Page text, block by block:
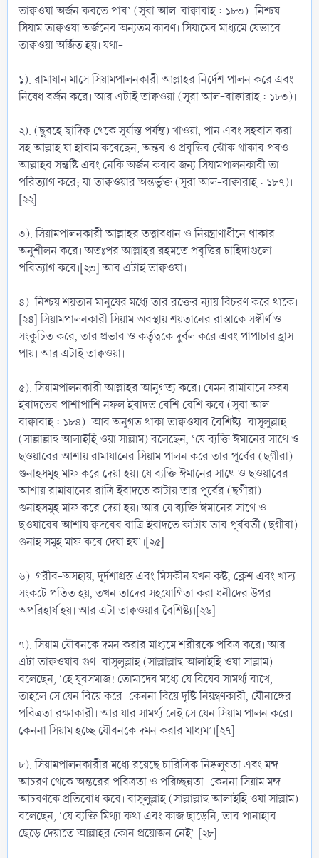
তাক্বওয়া অর্জন করতে পার’ (সূরা আল-বাক্বারাহ : ১৮৩)। নিশ্চয়
সিয়াম তাক্বওয়া অর্জনের অন্যতম কারণ। সিয়ামের মাধ্যমে যেভাবে
তাক্বওয়া অর্জিত হয়। যথা-
১). রামাযান মাসে সিয়ামপালনকারী আল্লাহর নির্দেশ পালন করে এবং
নিষেধ বর্জন করে। আর এটাই তাক্বওয়া (সূরা আল-বাক্বারাহ : ১৮৩)।
২). (ছুবহে ছাদিক্ব থেকে সূর্যাস্ত পর্যন্ত) খাওয়া, পান এবং সহবাস করা
সহ আল্লাহ যা হারাম করেছেন, অন্তর ও প্রবৃত্তির ঝোঁক থাকার পরও
আল্লাহর সন্তুষ্টি এবং নেকি অর্জন করার জন্য সিয়ামপালনকারী তা
পরিত্যাগ করে; যা তাক্বওয়ার অন্তর্ভুক্ত (সূরা আল-বাক্বারাহ : ১৮৭)।
[২২]
৩). সিয়ামপালনকারী আল্লাহর তত্ত্বাবধান ও নিয়ন্ত্রাণাধীনে থাকার
অনুশীলন করে। অতঃপর আল্লাহর রহমতে প্রবৃত্তির চাহিদাগুলো
পরিত্যাগ করে।[২৩] আর এটাই তাক্বওয়া।
৪). নিশ্চয় শয়তান মানুষের মধ্যে তার রক্তের ন্যায় বিচরণ করে থাকে।
[২৪] সিয়ামপালনকারী সিয়াম অবস্থায় শয়তানের রাস্তাকে সঙ্কীর্ণ ও
সংকুচিত করে, তার প্রভাব ও কর্তৃত্বকে দুর্বল করে এবং পাপাচার হ্রাস
পায়। আর এটাই তাক্বওয়া।
৫). সিয়ামপালনকারী আল্লাহর আনুগত্য করে। যেমন রামাযানে ফরয
ইবাদতের পাশাপাশি নফল ইবাদত বেশি বেশি করে (সূরা আল-
বাক্বারাহ : ১৮৪)। আর অনুগত থাকা তাক্বওয়ার বৈশিষ্ট্য। রাসূলুল্লাহ
(সাল্লাল্লাহু আলাইহি ওয়া সাল্লাম) বলেছেন, ‘যে ব্যক্তি ঈমানের সাথে ও
ছওয়াবের আশায় রামাযানের সিয়াম পালন করে তার পূর্বের (ছগীরা)
গুনাহসমূহ মাফ করে দেয়া হয়। যে ব্যক্তি ঈমানের সাথে ও ছওয়াবের
আশায় রামাযানের রাত্রি ইবাদতে কাটায় তার পূর্বের (ছগীরা)
গুনাহসমূহ মাফ করে দেয়া হয়। আর যে ব্যক্তি ঈমানের সাথে ও
ছওয়াবের আশায় ক্বদরের রাত্রি ইবাদতে কাটায় তার পূর্ববর্তী (ছগীরা)
গুনাহ সমূহ মাফ করে দেয়া হয়’।[২৫]
৬). গরীব-অসহায়, দুর্দশাগ্রস্ত এবং মিসকীন যখন কষ্ট, ক্লেশ এবং খাদ্য
সংকটে পতিত হয়, তখন তাদের সহযোগিতা করা ধনীদের উপর
অপরিহার্য হয়। আর এটা তাক্বওয়ার বৈশিষ্ট্য।[২৬]
৭). সিয়াম যৌবনকে দমন করার মাধ্যমে শরীরকে পবিত্র করে। আর
এটা তাক্বওয়ার গুণ। রাসূলুল্লাহ (সাল্লাল্লাহু আলাইহি ওয়া সাল্লাম)
বলেছেন, ‘হে যুবসমাজ! তোমাদের মধ্যে যে বিয়ের সামর্থ্য রাখে,
তাহলে সে যেন বিয়ে করে। কেননা বিয়ে দৃষ্টি নিয়ন্ত্রণকারী, যৌনাঙ্গের
পবিত্রতা রক্ষাকারী। আর যার সামর্থ্য নেই সে যেন সিয়াম পালন করে।
কেননা সিয়াম হচ্ছে যৌবনকে দমন করার মাধ্যম’।[২৭]
৮). সিয়ামপালনকারীর মধ্যে রয়েছে চারিত্রিক নিষ্কলুষতা এবং মন্দ
আচরণ থেকে অন্তরের পবিত্রতা ও পরিচ্ছন্নতা। কেননা সিয়াম মন্দ
আচরণকে প্রতিরোধ করে। রাসূলুল্লাহ (সাল্লাল্লাহু আলাইহি ওয়া সাল্লাম)
বলেছেন, ‘যে ব্যক্তি মিথ্যা কথা এবং কাজ ছাড়েনি, তার পানাহার
ছেড়ে দেয়াতে আল্লাহর কোন প্রয়োজন নেই’।[২৮]